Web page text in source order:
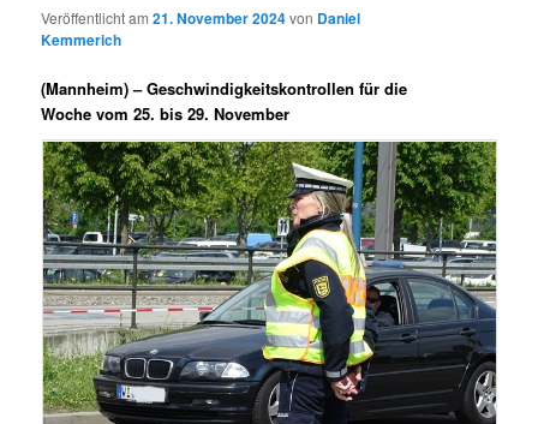
Veröffentlicht am21. November 2024von Daniel
Kemmerich
(Mannheim) –Geschwindigkeitskontrollen für die
Woche vom 25. bis 29. November